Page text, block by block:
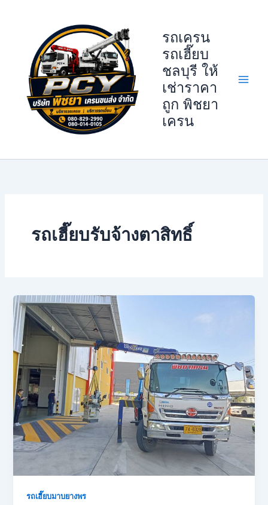
รถเครน
รถเฮี๊ยบ
ชลบุรี ให้
เช่าราคา
ถูก พิชยา
เครน
รถเฮี๊ยบรับจ้างตาสิทธิ์
รถเฮี๊ยบมาบยางพร